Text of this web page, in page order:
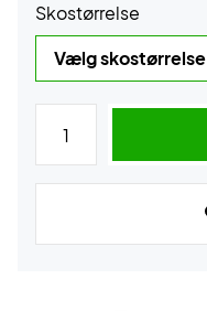
Skostørrelse